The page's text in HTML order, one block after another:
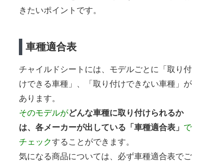
きたいポイントです。
車種適合表
チャイルドシートには、モデルごとに「取り付
けできる車種」、「取り付けできない車種」が
あります。
そのモデルがどんな車種に取り付けられるか
は、各メーカーが出している「車種適合表」 で
チェックすることができます。
気になる商品については、必ず車種適合表でご